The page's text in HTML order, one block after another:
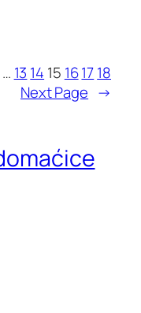
… 13 14 15 161718
Next Page →